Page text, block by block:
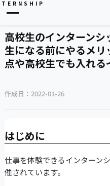
高校生のインターン
生になる前にやるメ
点や高校生でも入れ
作成日： 2022-01-26
はじめに
仕事を体験できるインターン
催されています。